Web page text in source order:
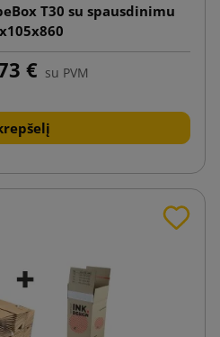
T30 su spausdinimu
€ su PVM